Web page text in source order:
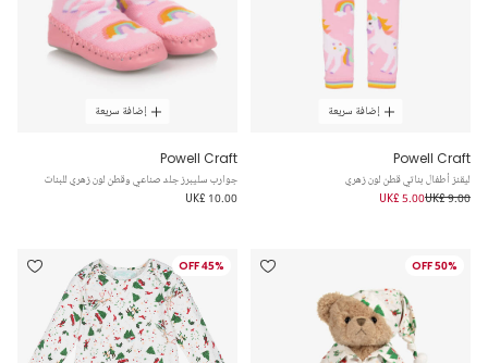
إضافة سريعة
Powell Craft
ليقنز أطفال بناتي قطن لون زهري
UK£ 9.00
UK£ 5.00
إضافة سريعة
Powell Craft
جوارب سليبرز جلد صناعي وقطن لون زهري للبنات
UK£ 10.00
50% OFF
45% OFF